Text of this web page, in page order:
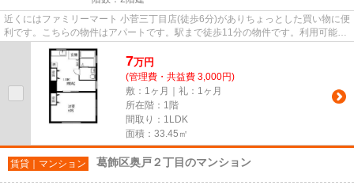
近くにはファミリーマート 小菅三丁目店(徒歩6分)がありちょっとした買い物に便
利です。こちらの物件はアパートです。駅まで徒歩11分の物件です。利用可能な
駅が2駅あり、利便性の高い...
7万円
(管理費・共益費 3,000円)
敷：1ヶ月｜礼：1ヶ月
所在階：1階
間取り：1LDK
面積：33.45㎡
賃貸｜マンション 葛飾区奥戸２丁目のマンション